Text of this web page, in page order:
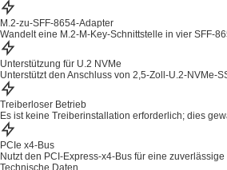
M.2-zu-SFF-8654-Adapter
Wandelt eine M.2-M-Key-Schnittstelle in vier SFF-
Unterstützung für U.2 NVMe
Unterstützt den Anschluss von 2,5-Zoll-U.2-NVMe-
Treiberloser Betrieb
Es ist keine Treiberinstallation erforderlich; dies
PCIe x4-Bus
Nutzt den PCI-Express-x4-Bus für eine
Technische Daten